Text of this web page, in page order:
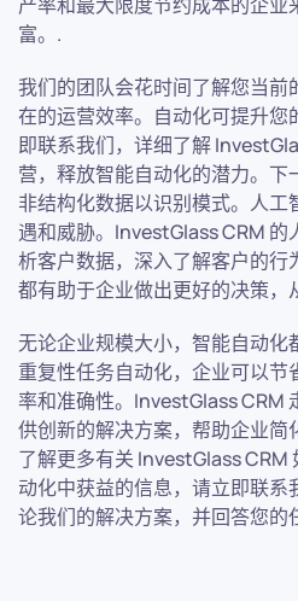
富。.
我们的团队会花时间了解您当
在的运营效率。自动化可提升您
即联系我们，详细了解
营，释放智能自动化的潜力。
非结构化数据以识别模式。人
遇和威胁。InvestGlass CRM
析客户数据，深入了解客户的
都有助于企业做出更好的决策，
无论企业规模大小，智能自动
重复性任务自动化，企业可以
率和准确性。InvestGlass CRM
供创新的解决方案，帮助企业简
了解更多有关 InvestGlass CRM
动化中获益的信息，请立即联
论我们的解决方案，并回答您的